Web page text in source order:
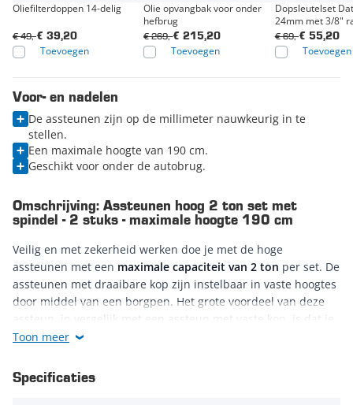
Oliefilterdoppen 14-delig
€ 39,20
€ 49,-
Toevoegen
Olie opvangbak voor onder
hefbrug
€ 215,20
€ 269,-
Toevoegen
Dopsleutelset
24mm met 3/8"
€ 55,20
€ 69,-
Toevoegen
Voor- en nadelen
De assteunen zijn op de millimeter nauwkeurig in te
stellen.
Een maximale hoogte van 190 cm.
Geschikt voor onder de autobrug.
Omschrijving: Assteunen hoog 2 ton set met
spindel - 2 stuks - maximale hoogte 190 cm
Veilig en met zekerheid werken doe je met de hoge
assteunen met een maximale capaciteit van 2 ton per set. De
assteunen met draaibare kop zijn instelbaar in vaste hoogtes
door middel van een borgpen. Het grote voordeel van deze
assteun, in vergelijk met een assteun met vaste kop, is dat je
met de spindel de assteun op de millimeter vast zet. Hierdoor
assteun ondersteunt op de juiste hoogte, door simpelweg de
kop vast te draaien tegen het voertuig.
Toon meer
Specificaties